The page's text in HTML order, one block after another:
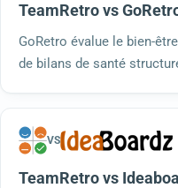
TeamRetro vs
GoRetro évalue le bien-
de bilans de santé
programmées, des
intégrations.
VS
TeamRetro vs